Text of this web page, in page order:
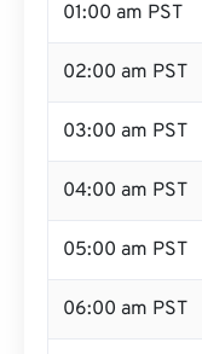
01:00 am PST
02:00 am PST
03:00 am PST
04:00 am PST
05:00 am PST
06:00 am PST